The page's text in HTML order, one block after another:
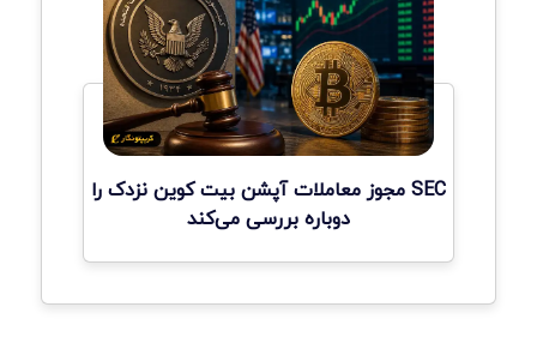
SEC مجوز معاملات آپشن بیت کوین نزدک را
دوباره بررسی می‌کند